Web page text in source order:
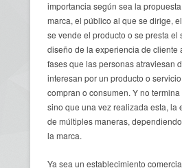
importancia según sea la
marca, el público al que se dirige,
se vende el producto o se presta el
diseño de la experiencia de cliente
fases que las personas atraviesan
interesan por un producto o
compran o consumen. Y no
sino que una vez realizada esta, la
de múltiples maneras,
la marca.
Ya sea un establecimiento